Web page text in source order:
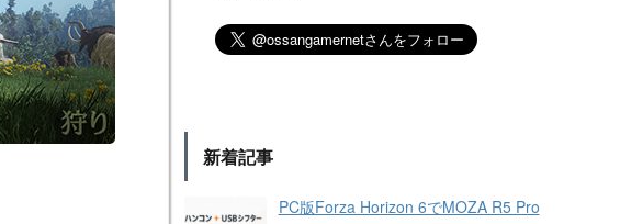
新着記事
PC版Forza Horizon 6でMOZA R5 Pro